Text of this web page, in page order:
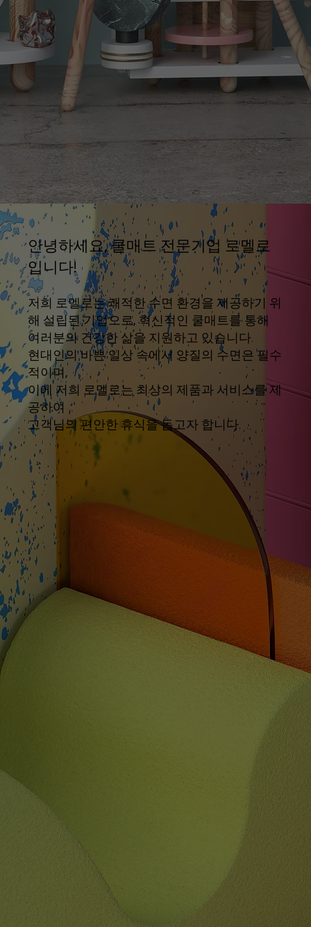
안녕하세요, 쿨매트 전문기업 로멜로
입니다!
저희 로멜로는 쾌적한 수면 환경을 제공하기 위
해 설립된 기업으로, 혁신적인 쿨매트를 통해
여러분의 건강한 삶을 지원하고 있습니다.
현대인의 바쁜 일상 속에서 양질의 수면은 필수
적이며,
이에 저희 로멜로는 최상의 제품과 서비스를 제
공하여
고객님의 편안한 휴식을 돕고자 합니다.